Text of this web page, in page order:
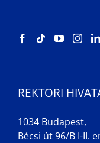
REKTORI
1034 Budapest,
Bécsi út 96/B I-II.